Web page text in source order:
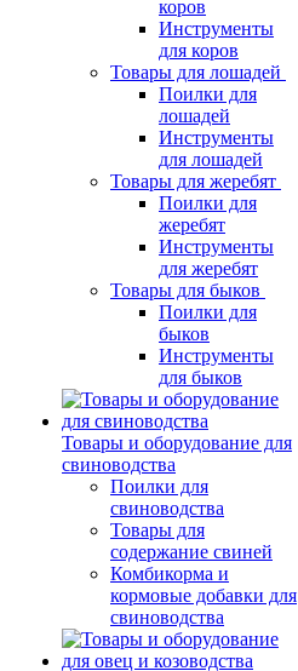
коров
Инструменты
для коров
Товары для лошадей
Поилки для
лошадей
Инструменты
для лошадей
Товары для жеребят
Поилки для
жеребят
Инструменты
для жеребят
Товары для быков
Поилки для
быков
Инструменты
для быков
Товары и оборудование для
свиноводства
Поилки для
свиноводства
Товары для
содержание свиней
Комбикорма и
кормовые добавки для
свиноводства